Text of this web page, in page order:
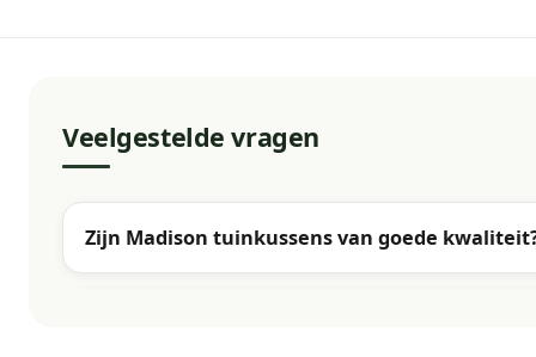
Veelgestelde vragen
Zijn Madison tuinkussens van goede